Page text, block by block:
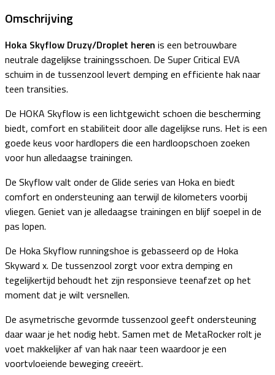
Omschrijving
Hoka Skyflow Druzy/Droplet heren is een betrouwbare
neutrale dagelijkse trainingsschoen. De Super Critical EVA
schuim in de tussenzool levert demping en efficiente hak naar
teen transities.
De HOKA Skyflow is een lichtgewicht schoen die bescherming
biedt, comfort en stabiliteit door alle dagelijkse runs. Het is een
goede keus voor hardlopers die een hardloopschoen zoeken
voor hun alledaagse trainingen.
De Skyflow valt onder de Glide series van Hoka en biedt
comfort en ondersteuning aan terwijl de kilometers voorbij
vliegen. Geniet van je alledaagse trainingen en blijf soepel in de
pas lopen.
De Hoka Skyflow runningshoe is gebasseerd op de Hoka
Skyward x. De tussenzool zorgt voor extra demping en
tegelijkertijd behoudt het zijn responsieve teenafzet op het
moment dat je wilt versnellen.
De asymetrische gevormde tussenzool geeft ondersteuning
daar waar je het nodig hebt. Samen met de MetaRocker rolt je
voet makkelijker af van hak naar teen waardoor je een
voortvloeiende beweging creeërt.